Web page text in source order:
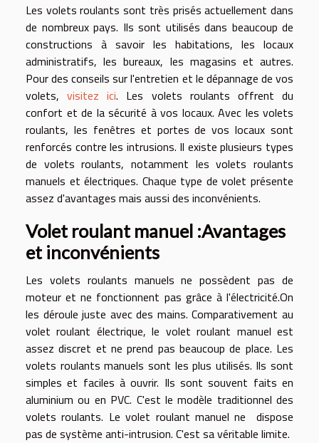
Les volets roulants sont très prisés actuellement dans
de nombreux pays. Ils sont utilisés dans beaucoup de
constructions à savoir les habitations, les locaux
administratifs, les bureaux, les magasins et autres.
Pour des conseils sur l'entretien et le dépannage de vos
volets,visitez ici. Les volets roulants offrent du
confort et de la sécurité à vos locaux. Avec les volets
roulants, les fenêtres et portes de vos locaux sont
renforcés contre les intrusions. Il existe plusieurs types
de volets roulants, notamment les volets roulants
manuels et électriques. Chaque type de volet présente
assez d'avantages mais aussi des inconvénients.
Volet roulant manuel :Avantages
et inconvénients
Les volets roulants manuels ne possèdent pas de
moteur et ne fonctionnent pas grâce à l'électricité.On
les déroule juste avec des mains. Comparativement au
volet roulant électrique, le volet roulant manuel est
assez discret et ne prend pas beaucoup de place. Les
volets roulants manuels sont les plus utilisés. Ils sont
simples et faciles à ouvrir. Ils sont souvent faits en
aluminium ou en PVC. C'est le modèle traditionnel des
volets roulants. Le volet roulant manuel ne dispose
pas de système anti-intrusion. C'est sa véritable limite.